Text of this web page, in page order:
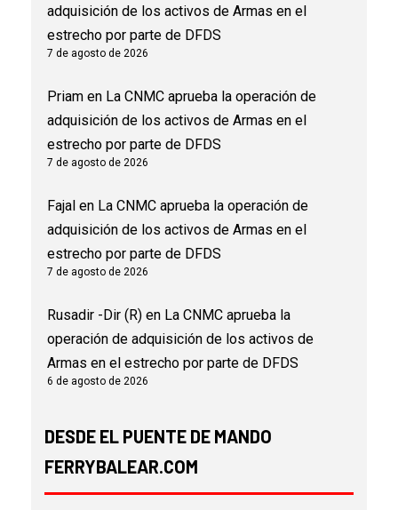
adquisición de los activos de Armas en el
estrecho por parte de DFDS
7 de agosto de 2026
Priam en La CNMC aprueba la operación de
adquisición de los activos de Armas en el
estrecho por parte de DFDS
7 de agosto de 2026
Fajal en La CNMC aprueba la operación de
adquisición de los activos de Armas en el
estrecho por parte de DFDS
7 de agosto de 2026
Rusadir -Dir (R) en La CNMC aprueba la
operación de adquisición de los activos de
Armas en el estrecho por parte de DFDS
6 de agosto de 2026
DESDE EL PUENTE DE MANDO
FERRYBALEAR.COM